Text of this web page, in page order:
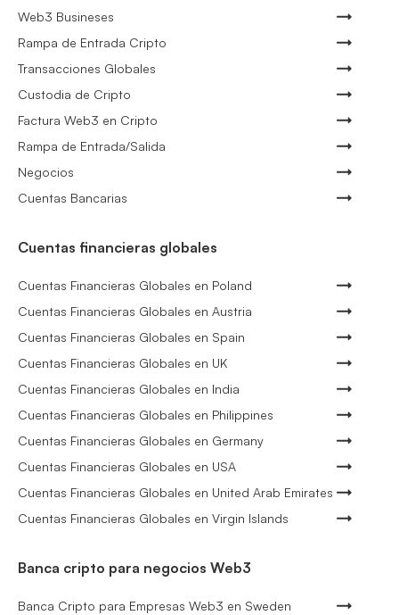
Web3 Busineses
Rampa de Entrada Cripto
Transacciones Globales
Custodia de Cripto
Factura Web3 en Cripto
Rampa de Entrada/Salida
Negocios
Cuentas Bancarias
Cuentas financieras globales
Cuentas Financieras Globales en Poland
Cuentas Financieras Globales en Austria
Cuentas Financieras Globales en Spain
Cuentas Financieras Globales en UK
Cuentas Financieras Globales en India
Cuentas Financieras Globales en Philippines
Cuentas Financieras Globales en Germany
Cuentas Financieras Globales en USA
Cuentas Financieras Globales en United Arab Emirates
Cuentas Financieras Globales en Virgin Islands
Banca cripto para negocios Web3
Banca Cripto para Empresas Web3 en Sweden